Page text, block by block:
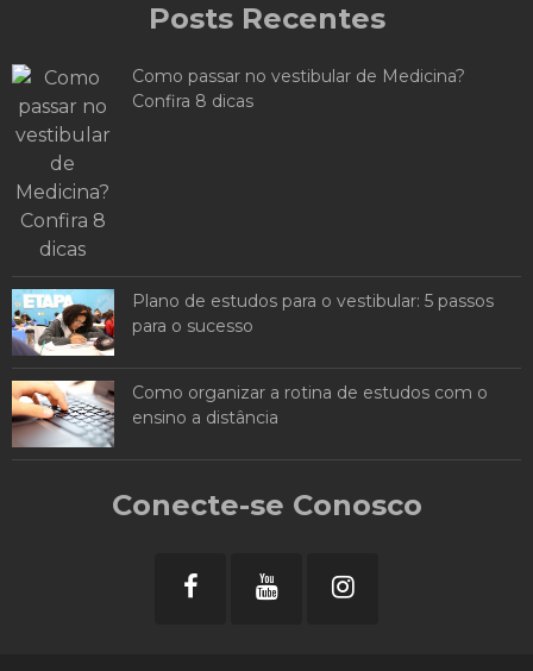
Posts Recentes
Como passar no vestibular de Medicina?
Confira 8 dicas
Plano de estudos para o vestibular: 5 passos
para o sucesso
Como organizar a rotina de estudos com o
ensino a distância
Conecte-se Conosco